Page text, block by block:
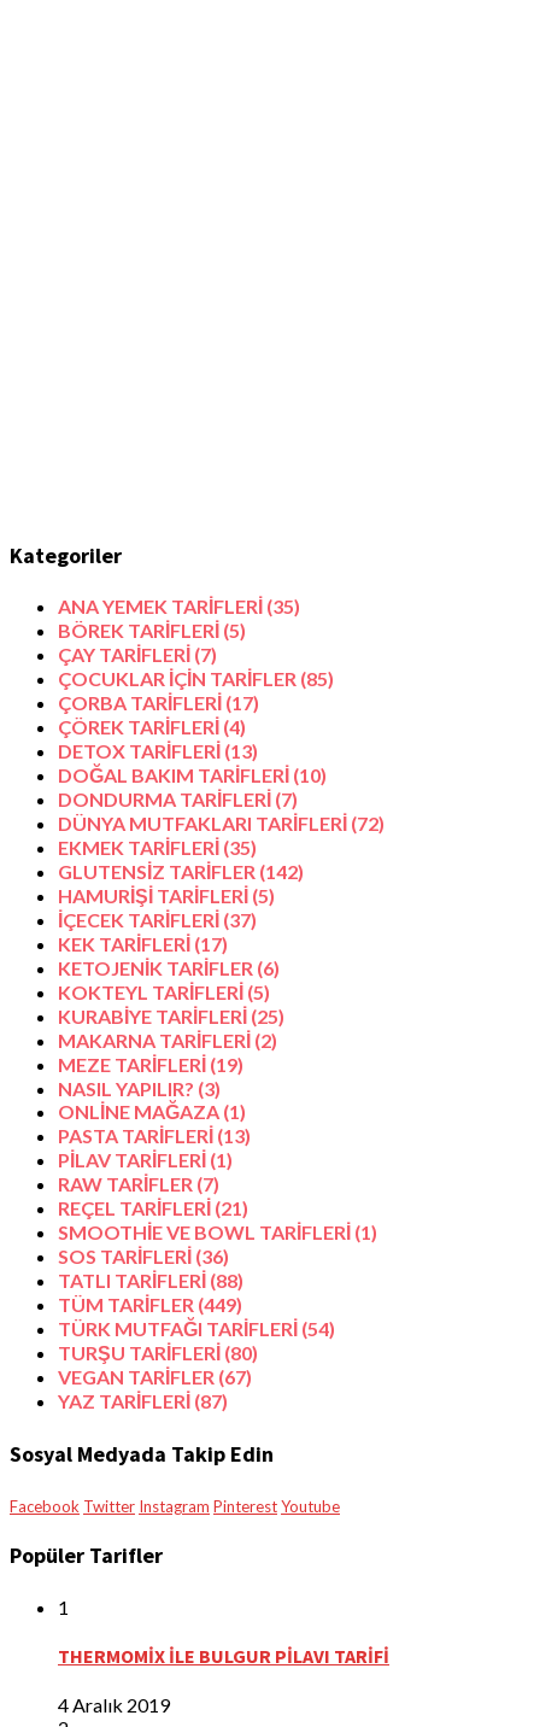
Kategoriler
ANA YEMEK TARİFLERİ (35)
BÖREK TARİFLERİ (5)
ÇAY TARİFLERİ (7)
ÇOCUKLAR İÇİN TARİFLER (85)
ÇORBA TARİFLERİ (17)
ÇÖREK TARİFLERİ (4)
DETOX TARİFLERİ (13)
DOĞAL BAKIM TARİFLERİ (10)
DONDURMA TARİFLERİ (7)
DÜNYA MUTFAKLARI TARİFLERİ (72)
EKMEK TARİFLERİ (35)
GLUTENSİZ TARİFLER (142)
HAMURİŞİ TARİFLERİ (5)
İÇECEK TARİFLERİ (37)
KEK TARİFLERİ (17)
KETOJENİK TARİFLER (6)
KOKTEYL TARİFLERİ (5)
KURABİYE TARİFLERİ (25)
MAKARNA TARİFLERİ (2)
MEZE TARİFLERİ (19)
NASIL YAPILIR? (3)
ONLİNE MAĞAZA (1)
PASTA TARİFLERİ (13)
PİLAV TARİFLERİ (1)
RAW TARİFLER (7)
REÇEL TARİFLERİ (21)
SMOOTHİE VE BOWL TARİFLERİ (1)
SOS TARİFLERİ (36)
TATLI TARİFLERİ (88)
TÜM TARİFLER (449)
TÜRK MUTFAĞI TARİFLERİ (54)
TURŞU TARİFLERİ (80)
VEGAN TARİFLER (67)
YAZ TARİFLERİ (87)
Sosyal Medyada Takip Edin
Facebook Twitter Instagram PinterestYoutube
Popüler Tarifler
1
THERMOMİX İLE BULGUR PİLAVI TARİFİ
4 Aralık 2019